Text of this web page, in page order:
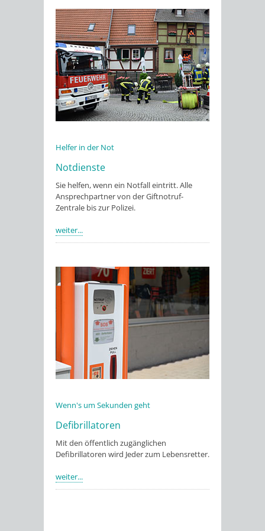
Helfer in der Not
Notdienste
Sie helfen, wenn ein Notfall eintritt. Alle
Ansprechpartner von der Giftnotruf-
Zentrale bis zur Polizei.
weiter...
Wenn's um Sekunden geht
Defibrillatoren
Mit den öffentlich zugänglichen
Defibrillatoren wird Jeder zum Lebensretter.
weiter...